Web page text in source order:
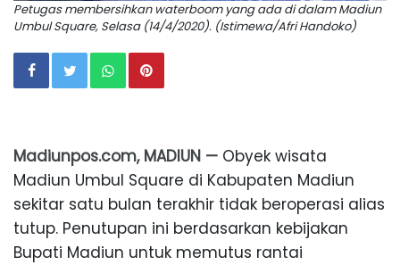
Petugas membersihkan waterboom yang ada di dalam Madiun
Umbul Square, Selasa (14/4/2020). (Istimewa/Afri Handoko)
Madiunpos.com, MADIUN — Obyek wisata
Madiun Umbul Square di Kabupaten Madiun
sekitar satu bulan terakhir tidak beroperasi alias
tutup. Penutupan ini berdasarkan kebijakan
Bupati Madiun untuk memutus rantai